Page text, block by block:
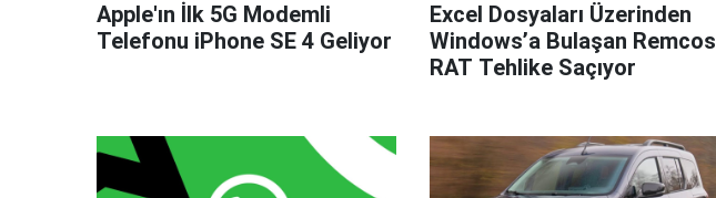
Apple'ın İlk 5G Modemli
Telefonu iPhone SE 4 Geliyor
Excel Dosyaları Üzerinden
Windows’a Bulaşan Remcos
RAT Tehlike Saçıyor